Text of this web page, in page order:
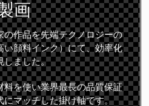
画
の作品を先端テクノロジーの
い顔料インク）にて、効率化
しました。
料を使い業界最長の品質保証
にマッチした掛け軸です。